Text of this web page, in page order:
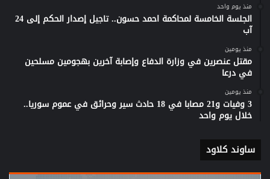
منذ يوم واحد
الجلسة الخامسة لمحاكمة احمد حسون.. تاجيل إصدار الحكم إلى 24
آب
منذ يومين
مقتل عنصرين في وزارة الدفاع وإصابة آخرين بهجومين مسلحين
في درعا
منذ يومين
3 وفيات و21 مصابا في 18 حادث سير وحرائق في عموم سوريا..
خلال يوم واحد
ساوند كلاود